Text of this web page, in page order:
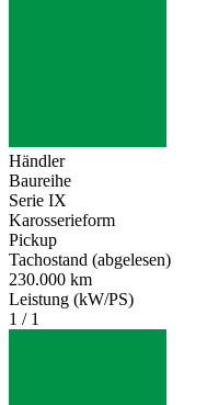
Händler
Baureihe
Serie IX
Karosserieform
Pickup
Tachostand (abgelesen)
230.000 km
Leistung (kW/PS)
1 / 1